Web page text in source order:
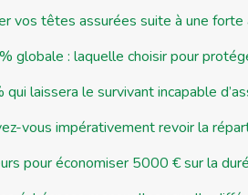
vos têtes assurées suite à une forte
: laquelle choisir pour
laissera le survivant incapable
vous impérativement revoir la
pour économiser 5000 € sur la